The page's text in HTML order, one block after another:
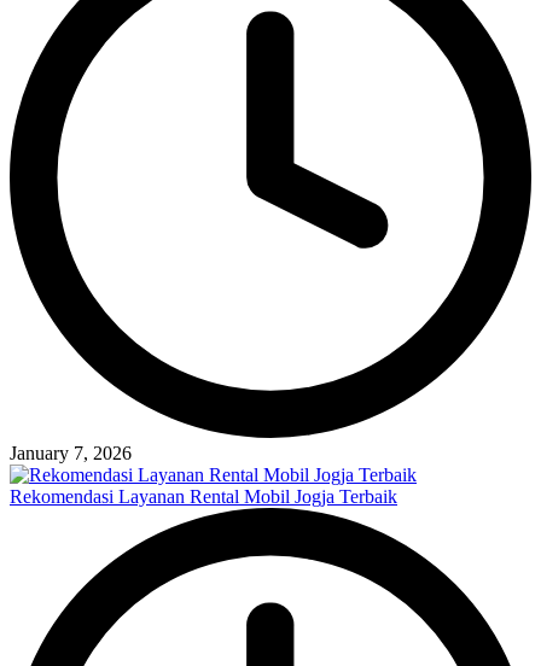
January 7, 2026
Rekomendasi Layanan Rental Mobil Jogja Terbaik